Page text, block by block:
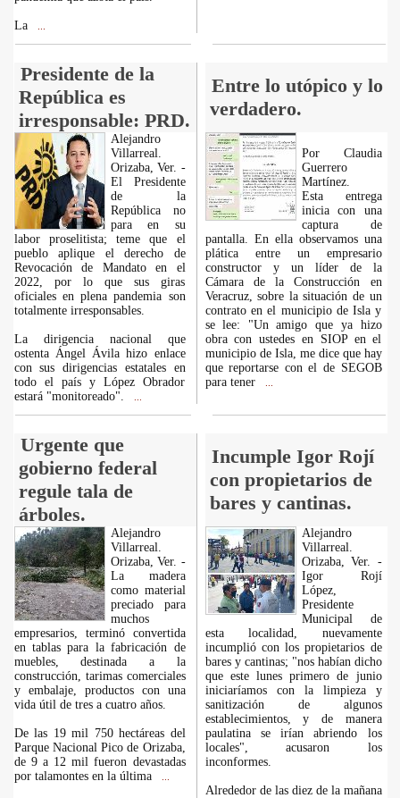
La
Presidente de la
República es
irresponsable: PRD.
Entre lo utópico y lo
verdadero.
Alejandro
Villarreal.
Orizaba, Ver. -
El Presidente
de la
República no
para en su
labor proselitista; teme que el
pueblo aplique el derecho de
Revocación de Mandato en el
2022, por lo que sus giras
oficiales en plena pandemia son
totalmente irresponsables.
La dirigencia nacional que
ostenta Ángel Ávila hizo enlace
con sus dirigencias estatales en
todo el país y López Obrador
estará "monitoreado".
Por Claudia
Guerrero
Martínez.
Esta entrega
inicia con una
captura de
pantalla. En ella observamos una
plática entre un empresario
constructor y un líder de la
Cámara de la Construcción en
Veracruz, sobre la situación de un
contrato en el municipio de Isla y
se lee: "Un amigo que ya hizo
obra con ustedes en SIOP en el
municipio de Isla, me dice que hay
que reportarse con el de SEGOB
para tener
Urgente que
gobierno federal
regule tala de
árboles.
Incumple Igor Rojí
con propietarios de
bares y cantinas.
Alejandro
Villarreal.
Orizaba, Ver. -
La madera
como material
preciado para
muchos
empresarios, terminó convertida
en tablas para la fabricación de
muebles, destinada a la
construcción, tarimas comerciales
y embalaje, productos con una
vida útil de tres a cuatro años.
De las 19 mil 750 hectáreas del
Parque Nacional Pico de Orizaba,
de 9 a 12 mil fueron devastadas
por talamontes en la última
Alejandro
Villarreal.
Orizaba, Ver. -
Igor Rojí
López,
Presidente
Municipal de
esta localidad, nuevamente
incumplió con los propietarios de
bares y cantinas; "nos habían dicho
que este lunes primero de junio
iniciaríamos con la limpieza y
sanitización de algunos
establecimientos, y de manera
paulatina se irían abriendo los
locales", acusaron los
inconformes.
Alrededor de las diez de la mañana